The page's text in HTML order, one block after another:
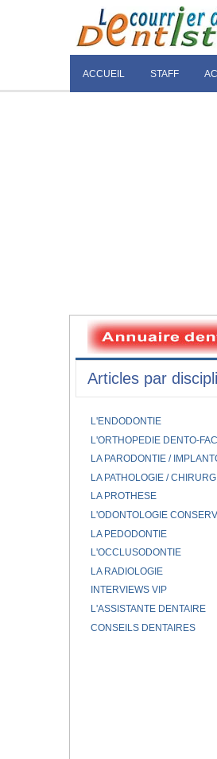
ACCUEIL STAFF
Articles par
L'ENDODONTIE
L'ORTHOPEDIE DENTO-
LA PARODONTIE /
LA PATHOLOGIE /
LA PROTHESE
L'ODONTOLOGIE
LA PEDODONTIE
L'OCCLUSODONTIE
LA RADIOLOGIE
INTERVIEWS VIP
L'ASSISTANTE DENTAIRE
CONSEILS DENTAIRES